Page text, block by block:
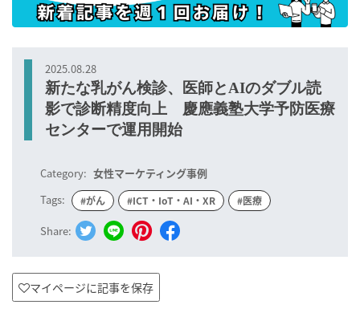
2025.08.28
新たな乳がん検診、医師とAIのダブル読
影で診断精度向上 慶應義塾大学予防医療
センターで運用開始
Category: 女性マーケティング事例
Tags:
#がん #ICT・IoT・AI・XR #医療
Share:
マイページに記事を保存